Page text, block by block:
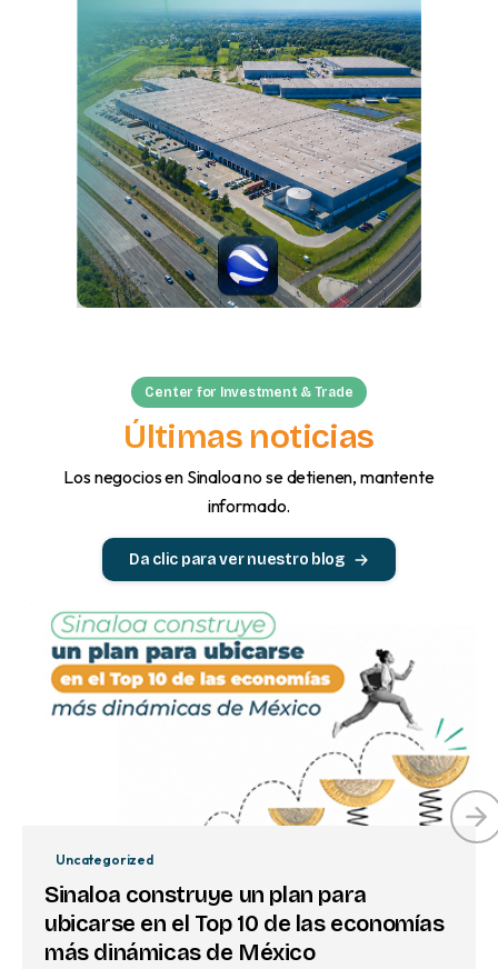
Center for Investment & Trade
Últimas noticias
Los negocios en Sinaloa no se detienen, mantente
informado.
Da clic para ver nuestro blog
Uncategorized
Sinaloa construye un plan para
ubicarse en el Top 10 de las economías
más dinámicas de México